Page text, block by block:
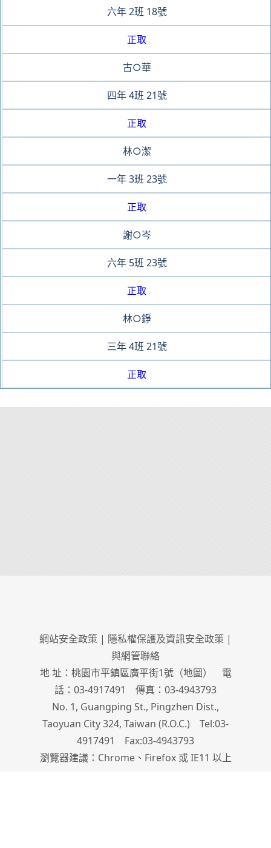
六年 2班 18號
正取
古○華
四年 4班 21號
正取
林○潔
一年 3班 23號
正取
謝○岑
六年 5班 23號
正取
林○錚
三年 4班 21號
正取
網站安全政策 | 隱私權保護及資訊安全政策 |
與網管聯絡
地 址：桃園市平鎮區廣平街1號（地圖） 電
話：03-4917491 傳真：03-4943793
No. 1, Guangping St., Pingzhen Dist.,
Taoyuan City 324, Taiwan (R.O.C.) Tel:03-
4917491 Fax:03-4943793
瀏覽器建議：Chrome、Firefox 或 IE11 以上